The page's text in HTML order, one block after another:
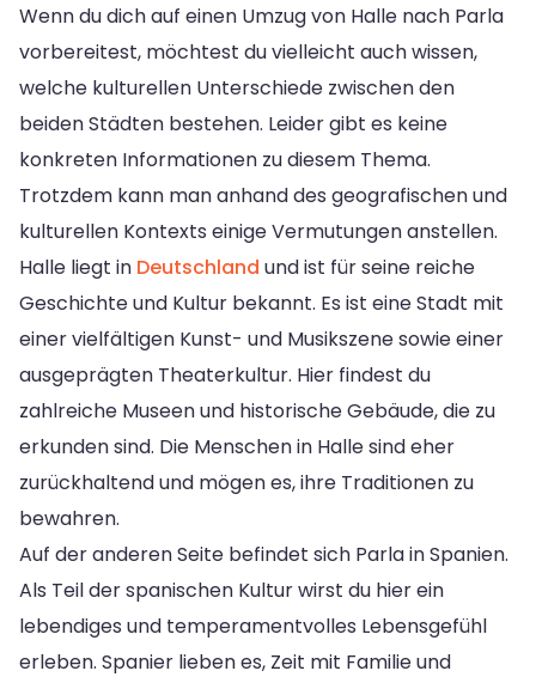
Wenn du dich auf einen Umzug von Halle nach Parla
vorbereitest, möchtest du vielleicht auch wissen,
welche kulturellen Unterschiede zwischen den
beiden Städten bestehen. Leider gibt es keine
konkreten Informationen zu diesem Thema.
Trotzdem kann man anhand des geografischen und
kulturellen Kontexts einige Vermutungen anstellen.
Halle liegt in Deutschland und ist für seine reiche
Geschichte und Kultur bekannt. Es ist eine Stadt mit
einer vielfältigen Kunst- und Musikszene sowie einer
ausgeprägten Theaterkultur. Hier findest du
zahlreiche Museen und historische Gebäude, die zu
erkunden sind. Die Menschen in Halle sind eher
zurückhaltend und mögen es, ihre Traditionen zu
bewahren.
Auf der anderen Seite befindet sich Parla in Spanien.
Als Teil der spanischen Kultur wirst du hier ein
lebendiges und temperamentvolles Lebensgefühl
erleben. Spanier lieben es, Zeit mit Familie und